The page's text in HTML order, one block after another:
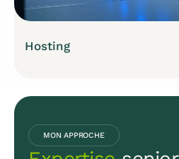
Hosting
MON APPROCHE